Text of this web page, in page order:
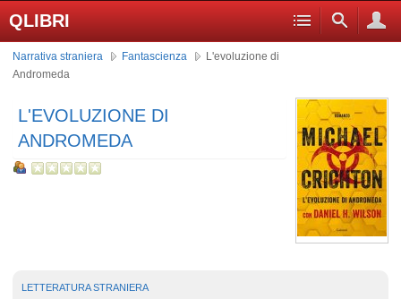
QLIBRI
Narrativa straniera Fantascienza
L'evoluzione di
Andromeda
L'EVOLUZIONE DI
ANDROMEDA
LETTERATURA STRANIERA